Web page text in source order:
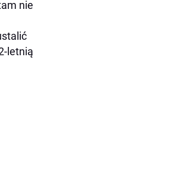
nie
letnią